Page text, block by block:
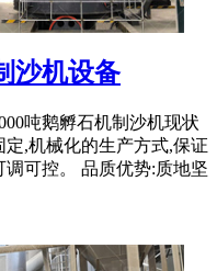
沙机设备
吨鹅孵石机制沙机现状
,机械化的生产方式,保证
可控。 品质优势:质地坚